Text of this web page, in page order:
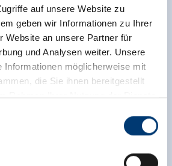
auf unsere Website zu
geben wir Informationen zu Ihrer
Website an unsere Partner für
und Analysen weiter. Unsere
Informationen möglicherweise mit
die Sie ihnen bereitgestellt
Rahmen Ihrer Nutzung der Dienste